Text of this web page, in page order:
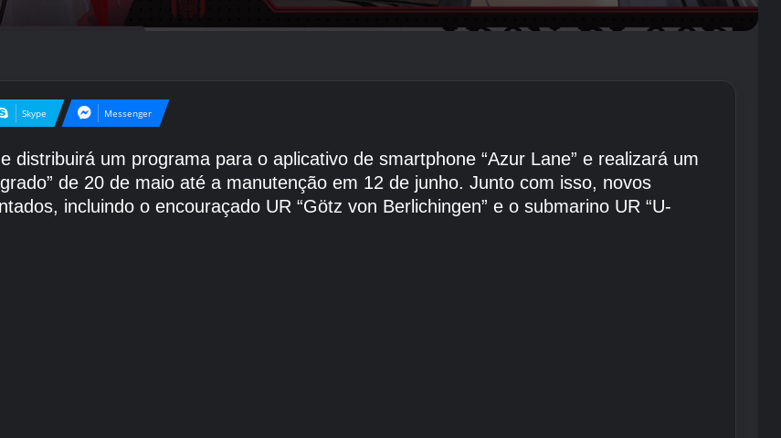
Skype Messenger
distribuirá um programa para o aplicativo de smartphone “Azur Lane” e realizará um
de 20 de maio até a manutenção em 12 de junho. Junto com isso, novos
incluindo o encouraçado UR “Götz von Berlichingen” e o submarino UR “U-